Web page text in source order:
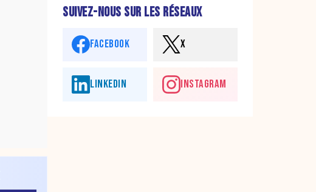
SUIVEZ-NOUS SUR LES RÉSEAUX
FACEBOOK X
LINKEDIN INSTAGRAM